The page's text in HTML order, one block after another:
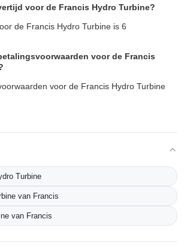
voor de Francis Hydro Turbine?
de Francis Hydro Turbine is 6
voor de Francis
voor de Francis Hydro Turbine
Turbine
van Francis
van Francis